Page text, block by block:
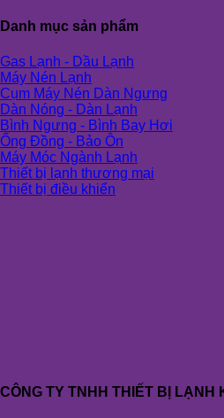
Danh mục sản phẩm
Gas Lạnh - Dầu Lạnh
Máy Nén Lạnh
Cụm Máy Nén Dàn Ngưng
Dàn Nóng - Dàn Lạnh
Bình Ngưng - Bình Bay Hơi
Ống Đồng - Bảo Ôn
Máy Móc Ngành Lạnh
Thiết bị lạnh thương mại
Thiết bị điều khiển
CÔNG TY TNHH THIẾT BỊ LẠNH